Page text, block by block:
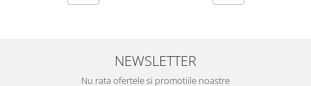
NEWSLETTER
Nu rata ofertele si promotiile noastre